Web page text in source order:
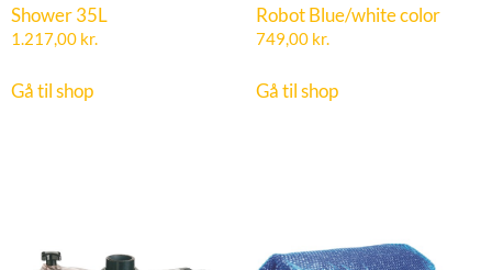
Shower 35L
1.217,00 kr.
Gå til shop
Robot Blue/white color
749,00 kr.
Gå til shop